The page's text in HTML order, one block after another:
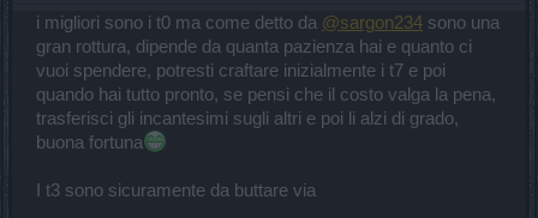
i migliori sono i t0 ma come detto da @sargon234 sono una
gran rottura, dipende da quanta pazienza hai e quanto ci
vuoi spendere, potresti craftare inizialmente i t7 e poi
quando hai tutto pronto, se pensi che il costo valga la pena,
trasferisci gli incantesimi sugli altri e poi li alzi di grado,
buona fortuna
I t3 sono sicuramente da buttare via